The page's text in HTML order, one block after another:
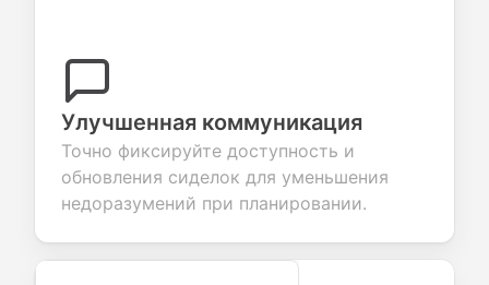
Улучшенная коммуникация
Точно фиксируйте доступность и
обновления сиделок для уменьшения
недоразумений при планировании.